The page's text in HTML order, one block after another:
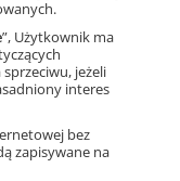
”, Użytkownik ma
jeżeli
interes
bez
zapisywane na